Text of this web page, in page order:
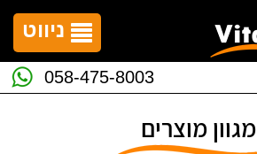
המרכזי
ניווט
058-475-8003
מגוון מוצרים